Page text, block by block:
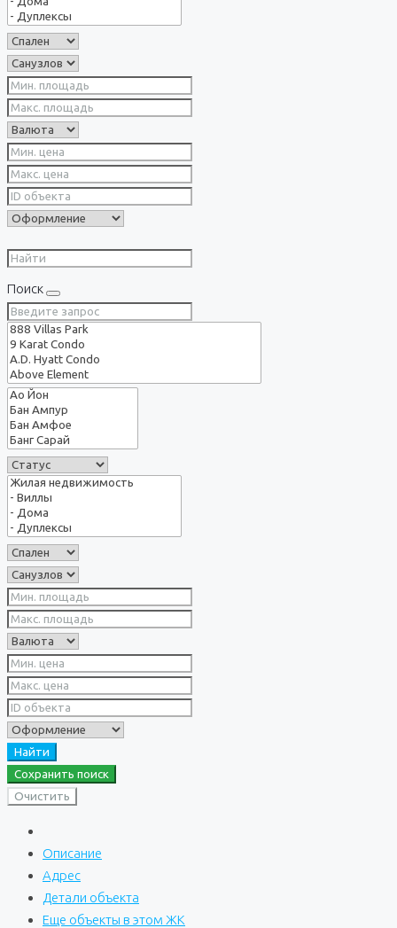
Поиск
Найти
Сохранить поиск
Очистить
Описание
Адрес
Детали объекта
Еще объекты в этом ЖК